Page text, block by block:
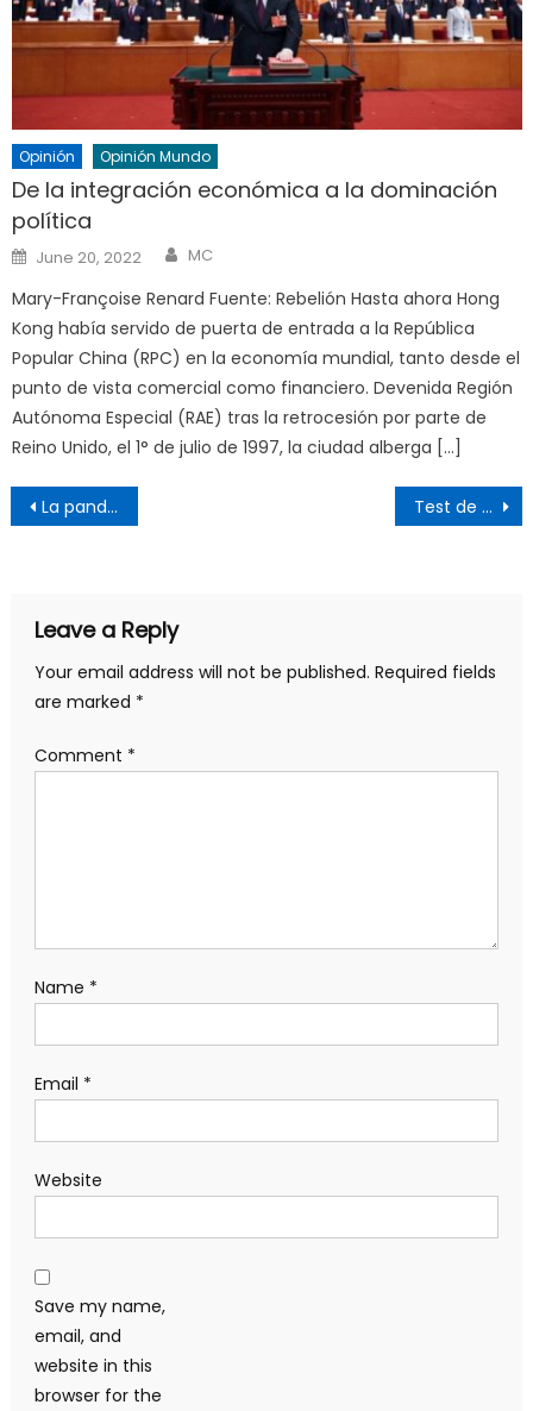
Opinión Opinión Mundo
De la integración económica a la dominación
política
Posted
on
June 20, 2022 Author
MC
Mary-Françoise Renard Fuente: Rebelión Hasta ahora Hong
Kong había servido de puerta de entrada a la República
Popular China (RPC) en la economía mundial, tanto desde el
punto de vista comercial como financiero. Devenida Región
Autónoma Especial (RAE) tras la retrocesión por parte de
Reino Unido, el 1° de julio de 1997, la ciudad alberga […]
Post
navigation
La pandemia en clave política Test de estrés a los EE.UU. y China
Leave a Reply
Your email address will not be published. Required fields
are marked *
Comment *
Name *
Email *
Website
Save my name,
email, and
website in this
browser for the